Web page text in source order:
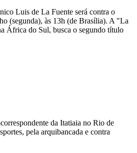
Luis de La Fuente será contra o
(segunda), às 13h (de Brasília). A "La
África do Sul, busca o segundo título
da Itatiaia no Rio de
pela arquibancada e contra